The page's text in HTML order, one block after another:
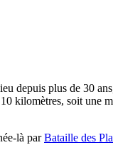
depuis plus de 30
kilomètres, soit une
là parBataille des